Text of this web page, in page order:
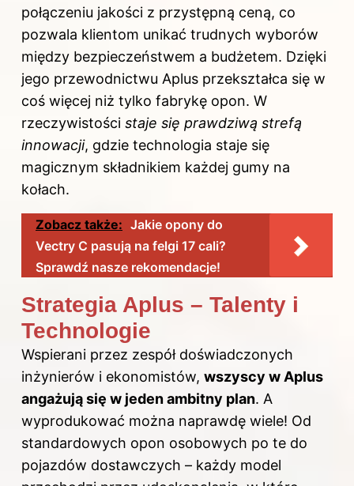
połączeniu jakości z przystępną ceną, co
pozwala klientom unikać trudnych wyborów
między bezpieczeństwem a budżetem. Dzięki
jego przewodnictwu Aplus przekształca się w
coś więcej niż tylko fabrykę opon. W
rzeczywistości staje się prawdziwą strefą
innowacji, gdzie technologia staje się
magicznym składnikiem każdej gumy na
kołach.
Zobacz także: Jakie opony do
Vectry C pasują na felgi 17 cali?
Sprawdź nasze rekomendacje!
Strategia Aplus – Talenty i
Technologie
Wspierani przez zespół doświadczonych
inżynierów i ekonomistów, wszyscy w Aplus
angażują się w jeden ambitny plan. A
wyprodukować można naprawdę wiele! Od
standardowych opon osobowych po te do
pojazdów dostawczych – każdy model